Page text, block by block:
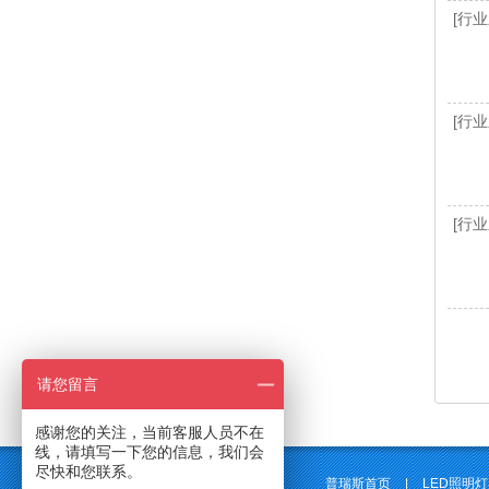
[行
[行
[行
普瑞斯首页 | LED照明
请您留言
感谢您的关注，当前客服人员不在
线，请填写一下您的信息，我们会
尽快和您联系。